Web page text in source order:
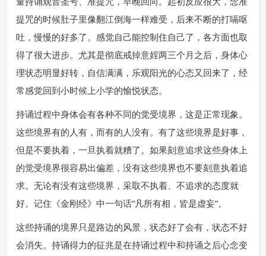
提咒的时候肚子里像翻江倒海一样难受，后来不断的打嗝呕
吐，慢慢的好多了。感觉自己能控制住自己了，各方面也取
得了很大进步。尤其是彻底戒掉意婬两三个月之后，身体心
理状态明显好转，自信满满，乐观阳光的心态又回来了，经
常感觉回到小时候上小学的愉悦状态。
持诵过程中身体会有各种不同的觉受境界，这是正常现象。
这些境界有的人有，而有的人没有。有了这些境界是好事，
但是不要执着，一旦执着就糟了。如果刻意追求这些身体上
的觉受境界很容易出偏差，没有这些境界也不要刻意执着追
求。无论有没有这些境界，采取不执着、不追求的态度就
好。记住《金刚经》中一句话“凡所有相，皆是虚妄”。
这些持诵的境界只是路边的风景，状态好了会有，状态不好
会消失。持诵得力的征兆是在持诵过程中和持诵之后心念变